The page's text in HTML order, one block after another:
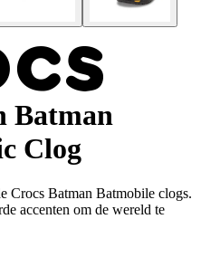
Batman
Clog
Crocs Batman Batmobile clogs.
accenten om de wereld te